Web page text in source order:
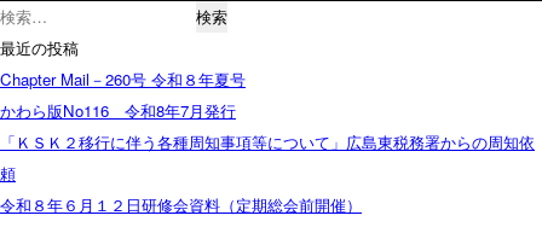
検
索:
最近の投稿
Chapter Mail－260号 令和８年夏号
かわら版No116 令和8年7月発行
「ＫＳＫ２移行に伴う各種周知事項等について」広島東税務署からの周知依
頼
令和８年６月１２日研修会資料（定期総会前開催）